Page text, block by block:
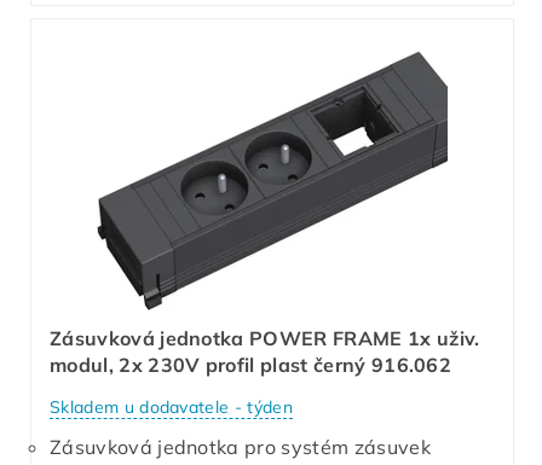
Zásuvková jednotka POWER FRAME 1x uživ.
modul, 2x 230V profil plast černý 916.062
Skladem u dodavatele - týden
Zásuvková jednotka pro systém zásuvek